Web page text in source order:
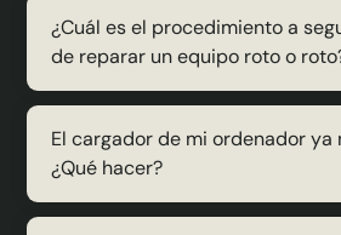
¿Cuál es el procedimiento a
de reparar un equipo roto o
El cargador de mi ordenador ya
¿Qué hacer?